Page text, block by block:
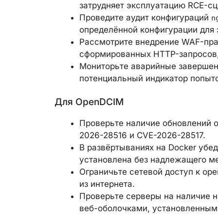
затрудняет эксплуатацию RCE-
Проведите аудит конфигураций
определённой конфигурации для
Рассмотрите внедрение WAF-
сформированных HTTP-
Мониторьте аварийные
потенциальный индикатор
Для OpenDCIM
Проверьте наличие обновлений
2026-28516 и CVE-2026-28517.
В развёртываниях на Docker
установлена без надлежащего
Ограничьте сетевой доступ к
из интернета.
Проверьте серверы на наличие
веб-оболочками,